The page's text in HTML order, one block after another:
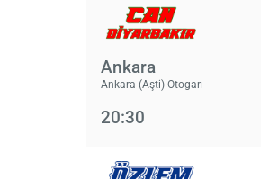
Ankara
Ankara (Aşti) Otogarı
20:30